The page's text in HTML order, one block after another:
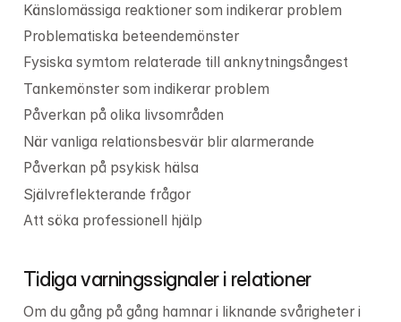
Tidiga varningssignaler i relationer
Om du gång på gång hamnar i liknande svårigheter i
Känslomässiga reaktioner som indikerar problem
Problematiska beteendemönster
Fysiska symtom relaterade till anknytningsångest
Tankemönster som indikerar problem
Påverkan på olika livsområden
När vanliga relationsbesvär blir alarmerande
Påverkan på psykisk hälsa
Självreflekterande frågor
Att söka professionell hjälp